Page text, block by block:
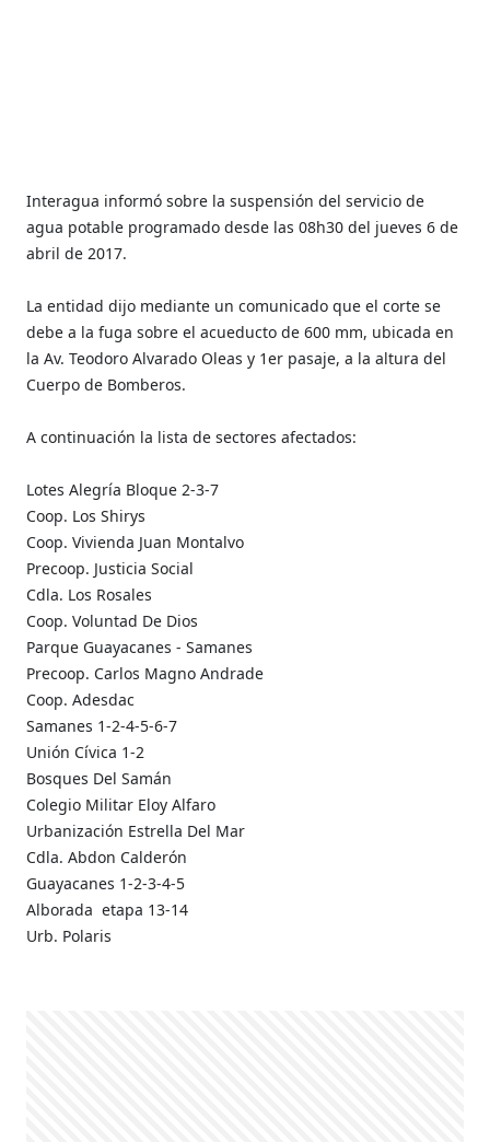
Interagua informó sobre la suspensión del servicio de
agua potable programado desde las 08h30 del jueves 6 de
abril de 2017.
La entidad dijo mediante un comunicado que el corte se
debe a la fuga sobre el acueducto de 600 mm, ubicada en
la Av. Teodoro Alvarado Oleas y 1er pasaje, a la altura del
Cuerpo de Bomberos.
A continuación la lista de sectores afectados:
Lotes Alegría Bloque 2-3-7
Coop. Los Shirys
Coop. Vivienda Juan Montalvo
Precoop. Justicia Social
Cdla. Los Rosales
Coop. Voluntad De Dios
Parque Guayacanes - Samanes
Precoop. Carlos Magno Andrade
Coop. Adesdac
Samanes 1-2-4-5-6-7
Unión Cívica 1-2
Bosques Del Samán
Colegio Militar Eloy Alfaro
Urbanización Estrella Del Mar
Cdla. Abdon Calderón
Guayacanes 1-2-3-4-5
Alborada etapa 13-14
Urb. Polaris